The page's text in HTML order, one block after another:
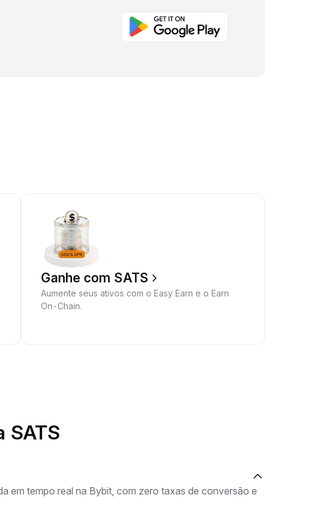
Ganhe com SATS
Aumente seus ativos com o Easy Earn e o Earn
On-Chain.
SATS
em tempo real na Bybit, com zero taxas de conversão e